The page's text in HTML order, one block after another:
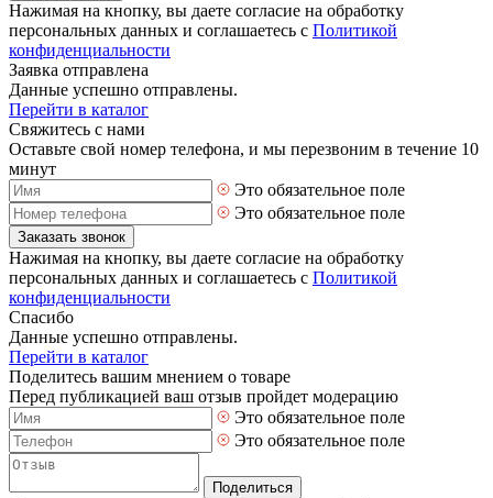
Нажимая на кнопку, вы даете согласие на обработку
персональных данных и соглашаетесь с Политикой
конфиденциальности
Заявка отправлена
Данные успешно отправлены.
Перейти в каталог
Свяжитесь с нами
Оставьте свой номер телефона, и мы перезвоним в течение 10
минут
Это обязательное поле
Это обязательное поле
Заказать звонок
Нажимая на кнопку, вы даете согласие на обработку
персональных данных и соглашаетесь с Политикой
конфиденциальности
Спасибо
Данные успешно отправлены.
Перейти в каталог
Поделитесь вашим мнением о товаре
Перед публикацией ваш отзыв пройдет модерацию
Это обязательное поле
Это обязательное поле
Поделиться